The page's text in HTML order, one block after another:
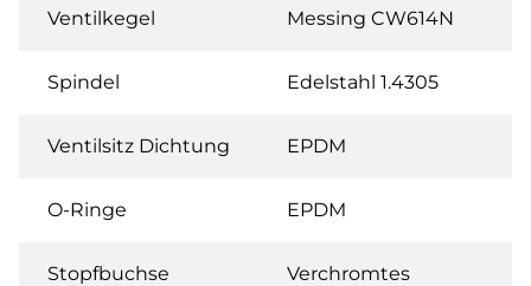
Ventilkegel Messing CW614N
Spindel Edelstahl 1.4305
Ventilsitz Dichtung EPDM
O-Ringe EPDM
Stopfbuchse
Verchromtes